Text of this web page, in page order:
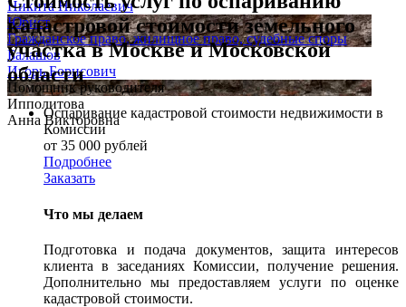
Никита Николаевич
Юрист
Гражданское право, жилищное право, судебные споры
Балашов
Игорь Борисович
Помощник руководителя
Ипполитова
Анна Викторовна
кадастровой стоимости земельного
участка в Москве и Московской
области
Оспаривание кадастровой стоимости недвижимости в
Комиссии
от 35 000 рублей
Подробнее
Заказать
Что мы делаем
Подготовка и подача документов, защита интересов
клиента в заседаниях Комиссии, получение решения.
Дополнительно мы предоставляем услуги по оценке
кадастровой стоимости.